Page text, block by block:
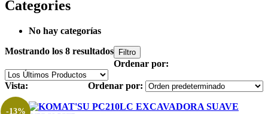
Categories
No hay categorías
Mostrando los 8 resultados
Filtro
Ordenar por:
Ordenar por:
Vista:
-13%